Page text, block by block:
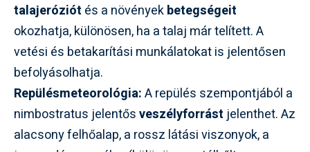
talajeróziót és a növényekbetegségeit
okozhatja, különösen, ha a talaj már telített. A
vetési és betakarítási munkálatokat is jelentősen
befolyásolhatja.
Repülésmeteorológia:A repülés szempontjából a
nimbostratus jelentősveszélyforrást jelenthet. Az
alacsony felhőalap, a rossz látási viszonyok, a